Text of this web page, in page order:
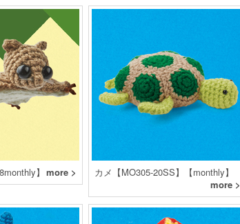
】 more >
カメ【MO305-20SS】【monthly】
more >